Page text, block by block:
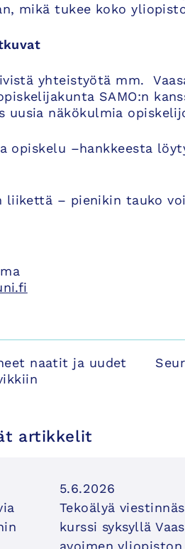
mikä tukee koko
yhteistyötä mm.
SAMO:n
uusia näkökulmia
opiskelu –hankkeesta
liikettä – pienikin tauko
naatit ja uudet
artikkelit
5.6.2026
Tekoälyä
kurssi syksyllä
avoimen yliopiston